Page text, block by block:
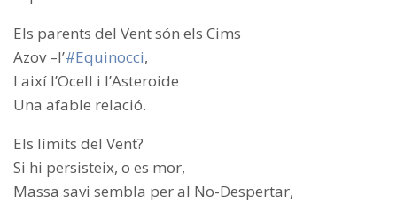
Els parents del Vent són els Cims
Azov –l’#Equinocci,
I així l’Ocell i l’Asteroide
Una afable relació.
Els límits del Vent?
Si hi persisteix, o es mor,
Massa savi sembla per al No-Despertar,